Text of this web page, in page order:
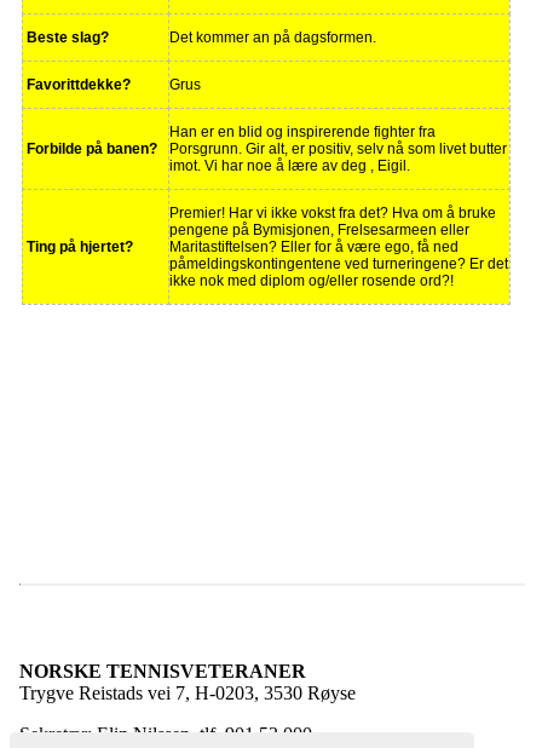
Beste slag? Det kommer an på dagsformen.
Favorittdekke? Grus
Forbilde på banen?
Han er en blid og inspirerende fighter fra
Porsgrunn. Gir alt, er positiv, selv nå som livet butter
imot. Vi har noe å lære av deg , Eigil.
Ting på hjertet?
Premier! Har vi ikke vokst fra det? Hva om å bruke
pengene på Bymisjonen, Frelsesarmeen eller
Maritastiftelsen? Eller for å være ego, få ned
påmeldingskontingentene ved turneringene? Er det
ikke nok med diplom og/eller rosende ord?!
NORSKE TENNISVETERANER
Trygve Reistads vei 7, H-0203, 3530 Røyse
Sekretær: Elin Nilssen, tlf. 901 53 000